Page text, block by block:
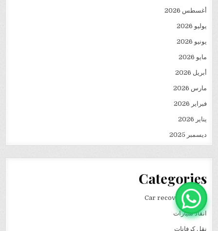
أغسطس 2026
يوليو 2026
يونيو 2026
مايو 2026
أبريل 2026
مارس 2026
فبراير 2026
يناير 2026
ديسمبر 2025
Categories
Car recovery winch
انقاذ سيارات
نقل كرفانات